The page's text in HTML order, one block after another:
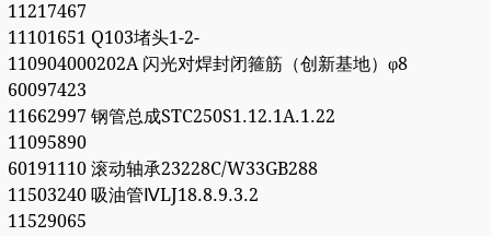
11217467
11101651 Q103堵头1-2-
110904000202A 闪光对焊封闭箍筋（创新基地）φ8
60097423
11662997 钢管总成STC250S1.12.1A.1.22
11095890
60191110 滚动轴承23228C/W33GB288
11503240 吸油管ⅣLJ18.8.9.3.2
11529065